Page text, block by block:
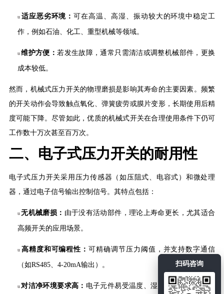
扫码咨询
u 适应恶劣环境：可在高温、高湿、振动较大的环境中稳定工
作，例如石油、化工、重型机械等领域。
u维护方便：若发生故障，通常只需清洁或调整机械部件，更换
成本较低。
然而，机械式压力开关的物理磨损是影响其寿命的主要因素。频繁
的开关动作会导致触点氧化、弹簧疲劳或膜片变形，长期使用后精
度可能下降。尽管如此，优质的机械式开关在合理使用条件下仍可
工作数十万次甚至百万次。
二、 电子式压力开关的耐用性
电子式压力开关采用压力传感器（如压阻式、电容式）和微处理
器，通过电子信号输出控制信号。其特点包括：
u无机械磨损： 由于没有活动部件，理论上寿命更长，尤其适合
高频开关的应用场景。
u 高精度和可编程性：可精确调节压力阈值，并支持数字通信
（如RS485、4-20mA输出）。
u对洁净环境要求高： 电子元件易受温度、湿度、灰尘和电磁干